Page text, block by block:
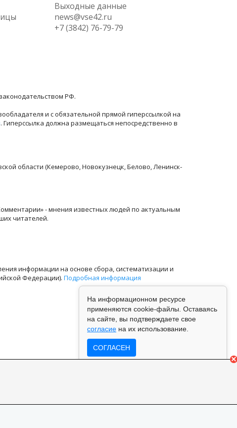
Выходные данные
news@vse42.ru
+7 (3842) 76-79-79
РФ.
и с обязательной прямой гиперссылкой на
. Гиперссылка должна размещаться непосредственно в
области (Кемерово, Новокузнецк, Белово, Ленинск-
- мнения известных людей по актуальным
читателей.
информации на основе сбора, систематизации и
Федерации). Подробная информация
На информационном ресурсе
применяются cookie-файлы. Оставаясь
на сайте, вы подтверждаете свое
согласие на их использование.
СОГЛАСЕН